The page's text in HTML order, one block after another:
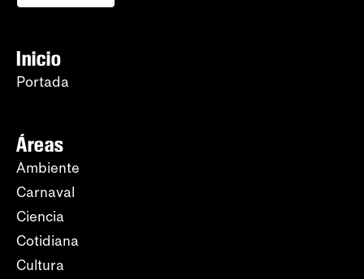
Inicio
Portada
Áreas
Ambiente
Carnaval
Ciencia
Cotidiana
Cultura